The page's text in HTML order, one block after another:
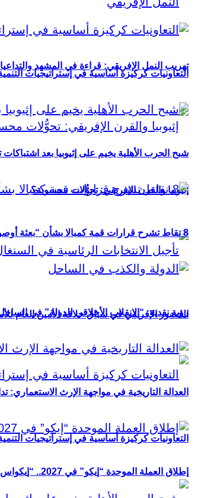
تهريب النمل الإفريقي: قراءة في المشهد
إثيوبيا والقرن الإفريقي: تحوُّلات محسوبة؟
الحضور الإفريقي في سباق خلافة الأمين العام
التعاونيات كركيزة أساسية في إستراتيجيات
التعاونيات كركيزة أساسية في إستراتيجيات التنمية
شبح الحرب الأهلية يخيم على إثيوبيا بعد اشتباكات
8 نقاط تشرح قرارات قمة كمبالا بشأن “بعثة أوصوم” في الصومال؟
رؤية نقدية: “الانقلاب الأخلاقي للدولة” في
العدالة التاريخية في مواجهة الإرث الاستعماري:
إطلاق العملة الموحدة “إيكو” في 2027.. “إيكواس” تمضي قدمًا دون انتظار